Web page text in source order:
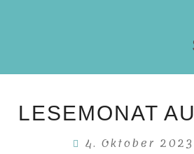
LESEMONAT
4. Oktober 2023